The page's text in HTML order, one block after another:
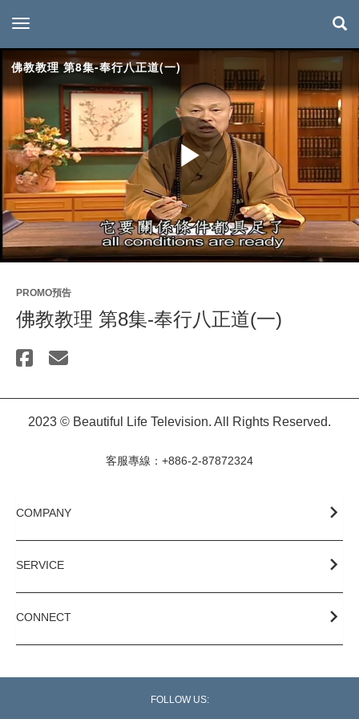
toggle navigation
佛教教理 第8集-奉行八正道(一)
Play
Video
PROMO預告
佛教教理 第8集-奉行八正道(一)
2023 © Beautiful Life Television. All Rights Reserved.
客服專線：+886-2-87872324
COMPANY
SERVICE
CONNECT
FOLLOW US: